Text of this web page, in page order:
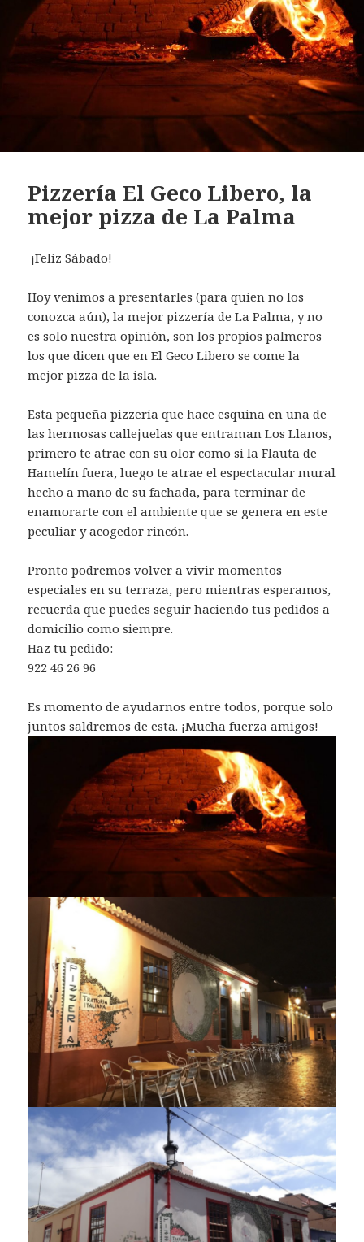
Pizzería El Geco Libero, la
mejor pizza de La Palma
¡FelizSábado!
Hoy venimos a presentarles (para quien no los
conozca aún), la mejor pizzería de La Palma, y no
es solo nuestra opinión, son los propios palmeros
los que dicen que enEl Geco Libero se come la
mejor pizza de la isla.
Esta pequeña pizzería que hace esquina en una de
las hermosas callejuelas que entraman Los Llanos,
primero te atrae con su olor como si la Flauta de
Hamelín fuera, luego te atrae el espectacular mural
hecho a mano de su fachada, para terminar de
enamorarte con el ambiente que se genera en este
peculiar y acogedor rincón.
Pronto podremos volver a vivir momentos
especiales en su terraza, pero mientras esperamos,
recuerda que puedes seguir haciendo tus pedidos a
domicilio como siempre.
Haz tu pedido:
922 46 26 96
Es momento de ayudarnos entre todos, porque solo
juntos saldremos de esta. ¡Mucha fuerza amigos!